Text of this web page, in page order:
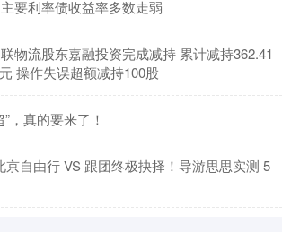
要利率债收益率多数走弱
物流股东嘉融投资完成减持 累计减持362.41
操作失误超额减持100股
，真的要来了！
京自由行 VS 跟团终极抉择！导游思思实测 5